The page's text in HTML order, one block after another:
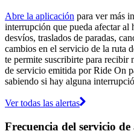
Abre la aplicación para ver más
interrupción que pueda afectar al
desvíos, traslados de paradas,
cambios en el servicio de la ruta
te permite suscribirte para recibir
de servicio emitida por Ride On
sabiendo si hay alguna
Ver todas las alertas
Frecuencia del servicio